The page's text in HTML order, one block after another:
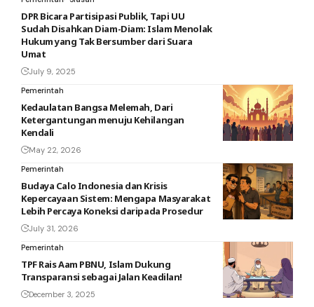
DPR Bicara Partisipasi Publik, Tapi UU
Sudah Disahkan Diam-Diam: Islam Menolak
Hukum yang Tak Bersumber dari Suara
Umat
July 9, 2025
Pemerintah
Kedaulatan Bangsa Melemah, Dari
Ketergantungan menuju Kehilangan
Kendali
May 22, 2026
Pemerintah
Budaya Calo Indonesia dan Krisis
Kepercayaan Sistem: Mengapa Masyarakat
Lebih Percaya Koneksi daripada Prosedur
July 31, 2026
Pemerintah
TPF Rais Aam PBNU, Islam Dukung
Transparansi sebagai Jalan Keadilan!
December 3, 2025